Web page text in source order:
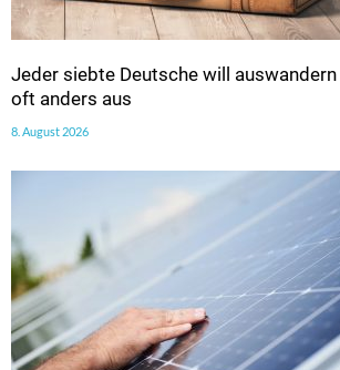
Jeder siebte Deutsche will
oft anders aus
8. August 2026